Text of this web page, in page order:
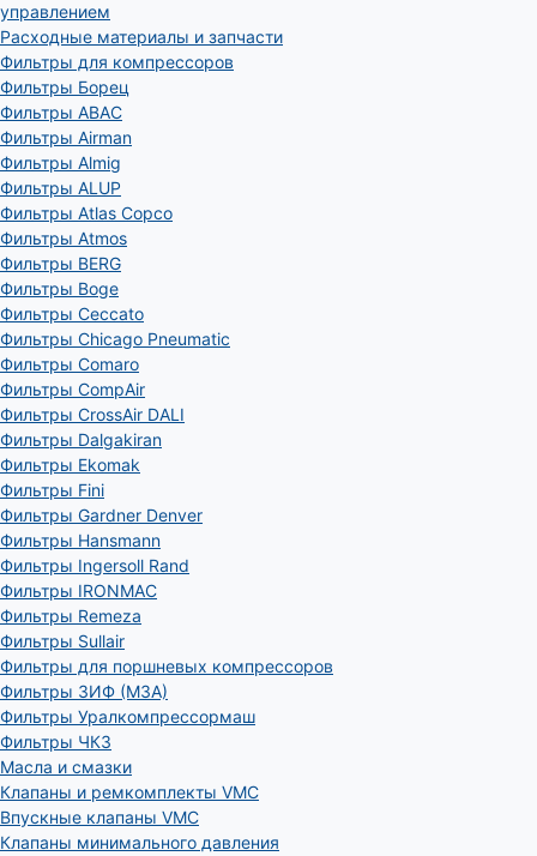
управлением
Расходные материалы и запчасти
Фильтры для компрессоров
Фильтры Борец
Фильтры ABAC
Фильтры Airman
Фильтры Almig
Фильтры ALUP
Фильтры Atlas Copco
Фильтры Atmos
Фильтры BERG
Фильтры Boge
Фильтры Ceccato
Фильтры Chicago Pneumatic
Фильтры Comaro
Фильтры CompAir
Фильтры CrossAir DALI
Фильтры Dalgakiran
Фильтры Ekomak
Фильтры Fini
Фильтры Gardner Denver
Фильтры Hansmann
Фильтры Ingersoll Rand
Фильтры IRONMAC
Фильтры Remeza
Фильтры Sullair
Фильтры для поршневых компрессоров
Фильтры ЗИФ (МЗА)
Фильтры Уралкомпрессормаш
Фильтры ЧКЗ
Масла и смазки
Клапаны и ремкомплекты VMC
Впускные клапаны VMC
Клапаны минимального давления